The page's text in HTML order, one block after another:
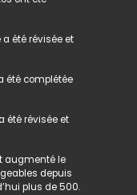
été révisée et
été complétée
été révisée et
augmenté le
depuis
plus de 500.